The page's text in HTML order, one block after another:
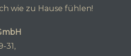
wie zu Hause fühlen!
31,